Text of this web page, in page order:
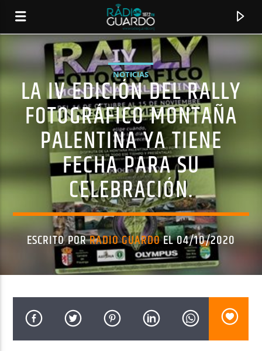
CANCIÓN ACTUAL
TÍTULO
Radio AMGu
NOTICIAS
LA IV EDICIÓN DEL RALLY
FOTOGRÁFICO MONTAÑA
PALENTINA YA TIENE
FECHA PARA SU
CELEBRACIÓN.
ESCRITO PORRADIO GUARDOEL 04/10/2020